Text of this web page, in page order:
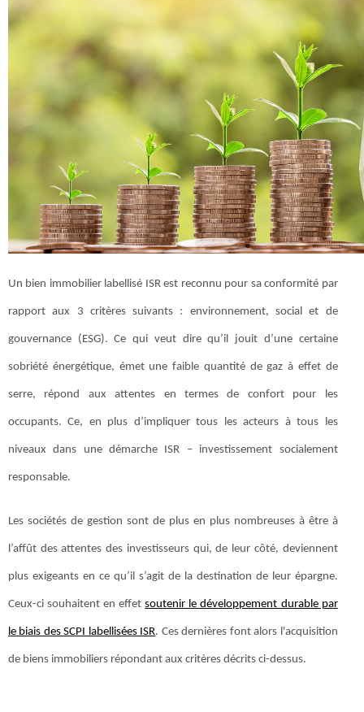
Un bien immobilier labellisé ISR est reconnu pour sa conformité par
rapport aux 3 critères suivants : environnement, social et de
gouvernance (ESG). Ce qui veut dire qu’il jouit d’une certaine
sobriété énergétique, émet une faible quantité de gaz à effet de
serre, répond aux attentes en termes de confort pour les
occupants. Ce, en plus d’impliquer tous les acteurs à tous les
niveaux dans une démarche ISR – investissement socialement
responsable.
Les sociétés de gestion sont de plus en plus nombreuses à être à
l’affût des attentes des investisseurs qui, de leur côté, deviennent
plus exigeants en ce qu’il s’agit de la destination de leur épargne.
Ceux-ci souhaitent en effetsoutenir le développement durable par
le biais des SCPI labellisées ISR. Ces dernières font alors l'acquisition
de biens immobiliers répondant aux critères décrits ci-dessus.